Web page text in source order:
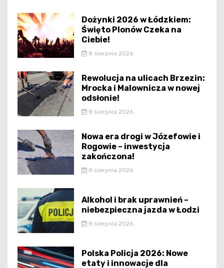
Dożynki 2026 w Łódzkiem:
Święto Plonów Czeka na
Ciebie!
8 sierpnia 2026
Rewolucja na ulicach Brzezin:
Mrocka i Malownicza w nowej
odsłonie!
8 sierpnia 2026
Nowa era drogi w Józefowie i
Rogowie – inwestycja
zakończona!
8 sierpnia 2026
Alkohol i brak uprawnień –
niebezpieczna jazda w Łodzi
8 sierpnia 2026
Polska Policja 2026: Nowe
etaty i innowacje dla